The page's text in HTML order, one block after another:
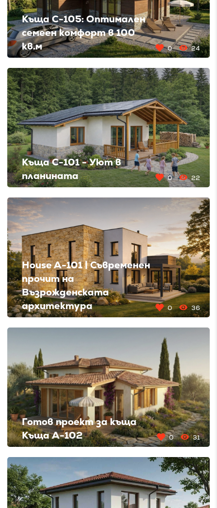
Къща C-105: Оптимален
семеен комфорт в 100
кв.м
0 24
Къща C-101 - Уют в
планината
0 22
House A-101 | Съвременен
прочит на
Възрожденската
архитектура
0 36
Готов проект за къща
Къща A-102
0 31